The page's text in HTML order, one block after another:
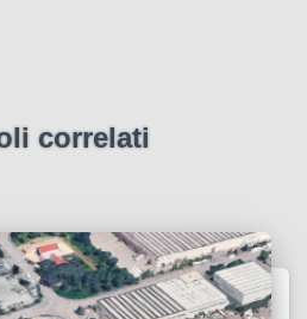
correlati